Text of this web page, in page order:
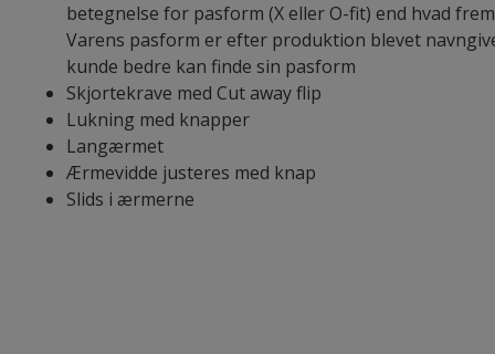
betegnelse for pasform (X eller O-fit) end hvad
Varens pasform er efter produktion blevet
kunde bedre kan finde sin pasform
Skjortekrave med Cut away flip
Lukning med knapper
Langærmet
Ærmevidde justeres med knap
Slids i ærmerne